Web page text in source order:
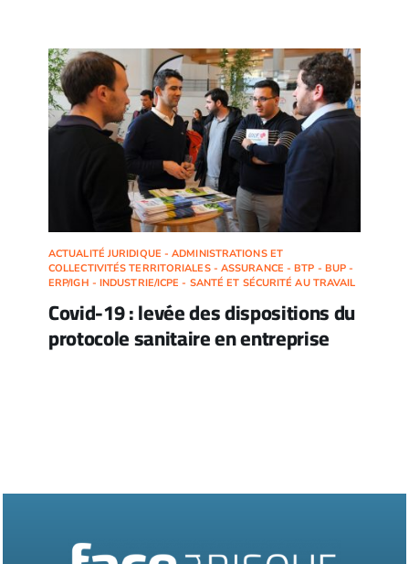
ACTUALITÉ JURIDIQUE - ADMINISTRATIONS ET
COLLECTIVITÉS TERRITORIALES - ASSURANCE - BTP - BUP -
ERP/IGH - INDUSTRIE/ICPE - SANTÉ ET SÉCURITÉ AU TRAVAIL
Covid-19 : levée des dispositions du
protocole sanitaire en entreprise